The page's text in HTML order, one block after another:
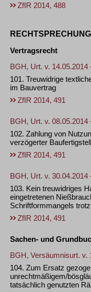
ZfIR 2014, 488
Vertragsrecht
BGH, Urt. v. 14.05.2014
101. Treuwidrige
im Bauvertrag
ZfIR 2014, 491
BGH, Urt. v. 08.05.2014
102. Zahlung von
verzögerter
ZfIR 2014, 491
BGH, Urt. v. 30.04.2014
103. Kein treuwidriges
eingetretenen
Schriftformmangels
ZfIR 2014, 491
Sachen- und
BGH, Versäumnisurt. v.
104. Zum Ersatz
unrechtmäßigem/
tatsächlich genutzten